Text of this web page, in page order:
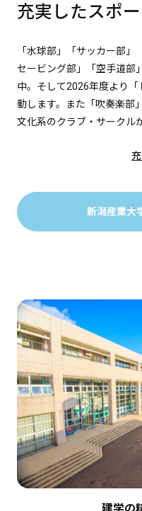
充実したスポ
「水球部」「サッカー部
セービング部」「空手道部
中。そして2026年度より
動します。また「吹奏楽部
文化系のクラブ・サークル
新潟産業大